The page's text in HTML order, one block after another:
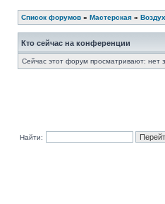
Список форумов » Мастерская » Воздух
Кто сейчас на конференции
Сейчас этот форум просматривают: нет
Найти: